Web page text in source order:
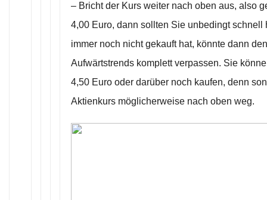
– Bricht der Kurs weiter nach oben aus, also
4,00 Euro, dann sollten Sie unbedingt schnell
immer noch nicht gekauft hat, könnte dann
Aufwärtstrends komplett verpassen. Sie
4,50 Euro oder darüber noch kaufen, denn
Aktienkurs möglicherweise nach oben weg.